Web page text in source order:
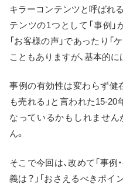
キラーコンテンツと呼ばれ
テンツの1つとして「事例
「お客様の声」であったり
こともありますが、基本的
事例の有効性は変わらず健
も売れる」と言われた15-
なっているかもしれません
ん。
そこで今回は、改めて「事
義は？」「おさえるべきポイ